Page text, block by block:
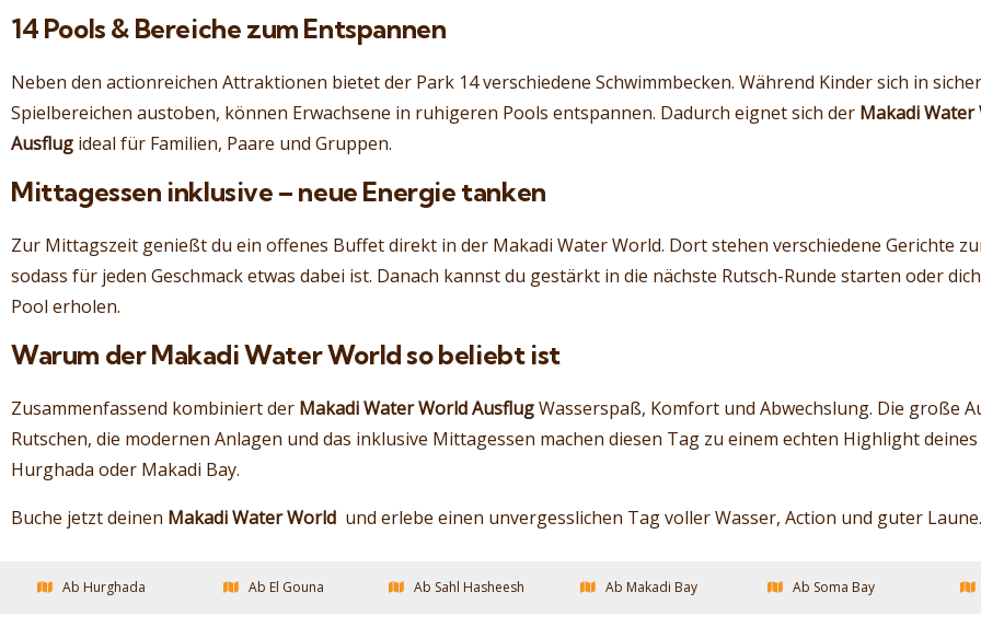
14 Pools & Bereiche zum Entspannen
Neben den actionreichen Attraktionen bietet der Park 14 verschiedene Schwimmbecken. Während Kinder sich in
Spielbereichen austoben, können Erwachsene in ruhigeren Pools entspannen. Dadurch eignet sich der Makadi Water
Ausflug ideal für Familien, Paare und Gruppen.
Mittagessen inklusive – neue Energie tanken
Zur Mittagszeit genießt du ein offenes Buffet direkt in der Makadi Water World. Dort stehen verschiedene Gerichte
sodass für jeden Geschmack etwas dabei ist. Danach kannst du gestärkt in die nächste Rutsch-Runde starten oder
Pool erholen.
Warum der Makadi Water World so beliebt ist
Zusammenfassend kombiniert der Makadi Water World AusflugWasserspaß, Komfort und Abwechslung. Die große
Rutschen, die modernen Anlagen und das inklusive Mittagessen machen diesen Tag zu einem echten Highlight
Hurghada oder Makadi Bay.
Buche jetzt deinen Makadi Water World und erlebe einen unvergesslichen Tag voller Wasser, Action und guter Laune.
Ab Hurghada Ab El Gouna Ab Sahl Hasheesh Ab Makadi Bay Ab Soma Bay